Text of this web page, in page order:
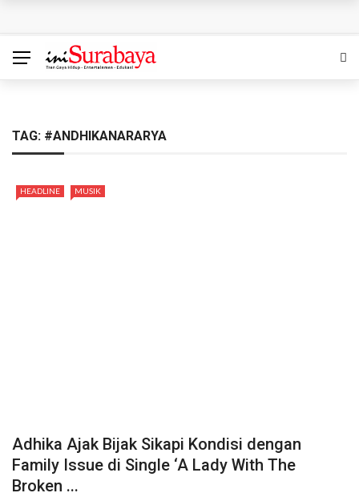
Berlari Sambil Bantu Santri dan Guru Honorer
Dimulai dari Dapur Rumah
TAG: #ANDHIKANARARYA
HEADLINE MUSIK
Adhika Ajak Bijak Sikapi Kondisi dengan
Family Issue di Single ‘A Lady With The
Broken ...